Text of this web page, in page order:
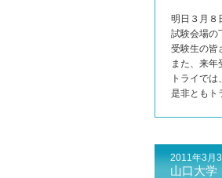
明日３月８
試験会場の
受験生の皆
また、来年
トライで
是非ともト
2011年3月
山口大学